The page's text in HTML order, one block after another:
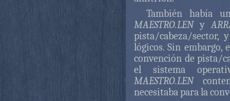
También había
MAESTRO.LENy
pista/cabeza/sector,
lógicos. Sin
convención de pista/
el sistema
MAESTRO.LEN
necesitaba para la